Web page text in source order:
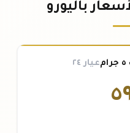
باليورو
عيار ٢٤